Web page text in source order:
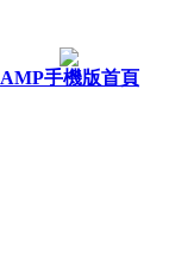
AMP手機版首頁